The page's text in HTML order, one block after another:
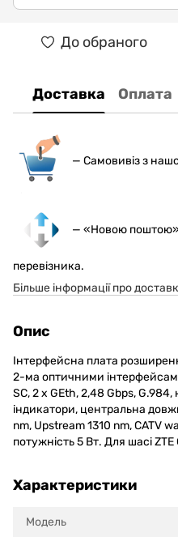
До обраного
Доставка Оплата
— Самовивіз з
— «Новою поштою»
перевізника.
Більше інформації про
Опис
Інтерфейсна плата
2-ма оптичними
SC, 2 x GEth, 2,48 Gbps,
індикатори, центральна
nm, Upstream 1310 nm, CATV
потужність 5 Вт. Для шасі ZTE
Характеристики
Модель